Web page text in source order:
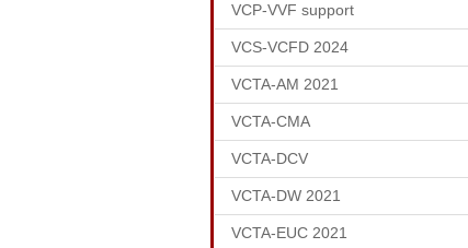
VCP-VVF support
VCS-VCFD 2024
VCTA-AM 2021
VCTA-CMA
VCTA-DCV
VCTA-DW 2021
VCTA-EUC 2021